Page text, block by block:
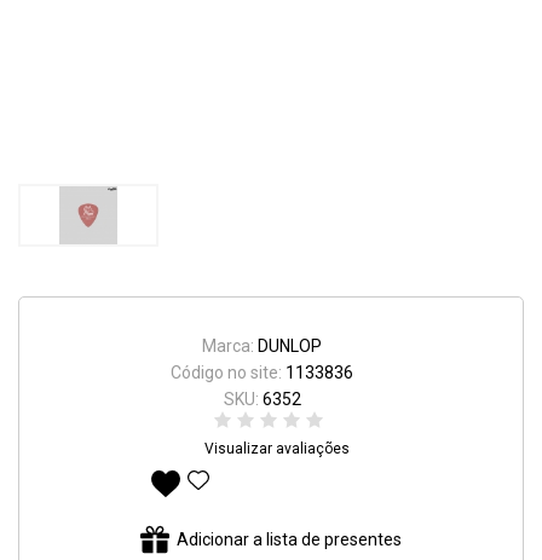
Marca: DUNLOP
Código no site: 1133836
SKU: 6352
Visualizar avaliações
Adicionar a lista de presentes